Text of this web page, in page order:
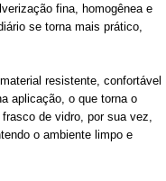
fina, homogênea e
se torna mais prático,
resistente, confortável
aplicação, o que torna o
de vidro, por sua vez,
o ambiente limpo e